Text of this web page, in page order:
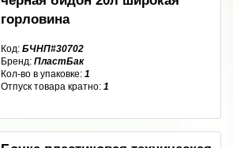
горловина
Код: БЧНП#30702
Бренд: ПластБак
Кол-во в упаковке: 1
Отпуск товара кратно: 1